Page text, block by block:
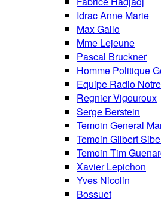
Idrac Anne Marie
Max Gallo
Mme Lejeune
Pascal Bruckner
Homme Politique
Equipe Radio
Regnier Vigouroux
Serge Berstein
Temoin General
Temoin Gilbert
Temoin Tim
Xavier Lepichon
Yves Nicolin
Bossuet